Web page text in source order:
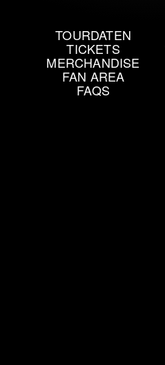
TOURDATEN
TICKETS
MERCHANDISE
FAN AREA
FAQS